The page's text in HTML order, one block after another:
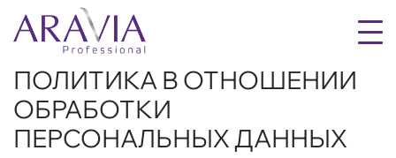
ПОЛИТИКА В ОТНОШЕНИИ
ОБРАБОТКИ
ПЕРСОНАЛЬНЫХ ДАННЫХ